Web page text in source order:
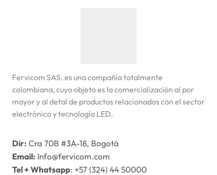
Fervicom SAS. es una compañía totalmente
colombiana, cuyo objeto es la comercialización al por
mayor y al detal de productos relacionados con el sector
electrónico y tecnología LED.
Dir: Cra 70B #3A-18, Bogotá
Email: Info@fervicom.com
Tel + Whatsapp: +57 (324) 44 50000